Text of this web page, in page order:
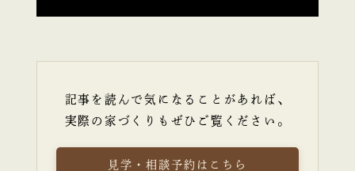
記事を読んで気になることがあれば、
実際の家づくりもぜひご覧ください。
見学・相談予約はこちら